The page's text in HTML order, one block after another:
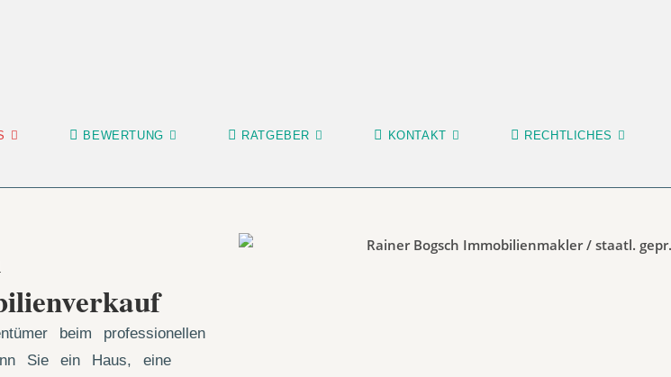
BEWERTUNG RATGEBER KONTAKT RECHTLICHES
beim professionellen
Sie ein Haus, eine